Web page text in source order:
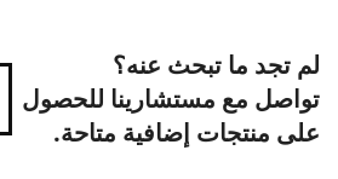
لم تجد ما تبحث عنه؟
تواصل مع مستشارينا للحصول
على منتجات إضافية متاحة.